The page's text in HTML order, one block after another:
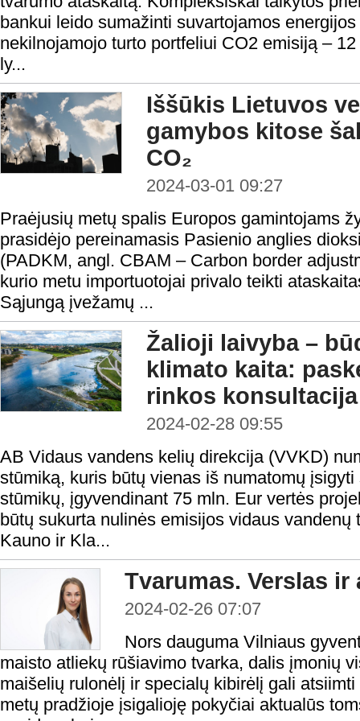
bankui leido sumažinti suvartojamos
nekilnojamojo turto portfeliui CO2 emisiją –
ly...
Iššūkis Lietuvos
gamybos kitose
CO₂
2024-03-01 09:27
Praėjusių metų spalis Europos gamintojams
prasidėjo pereinamasis Pasienio anglies
(PADKM, angl. CBAM – Carbon border
kurio metu importuotojai privalo teikti
Sąjungą įvežamų ...
Žalioji laivyba –
klimato kaita:
rinkos konsultacija
2024-02-28 09:55
AB Vidaus vandens kelių direkcija (VVKD)
stūmiką, kuris būtų vienas iš numatomų
stūmikų, įgyvendinant 75 mln. Eur vertės
būtų sukurta nulinės emisijos vidaus vandenų
Kauno ir Kla...
Tvarumas. Verslas
2024-02-26 07:07
Nors dauguma Vilniaus
maisto atliekų rūšiavimo tvarka, dalis įmonių
maišelių rulonėlį ir specialų kibirėlį gali
metų pradžioje įsigalioję pokyčiai aktualūs